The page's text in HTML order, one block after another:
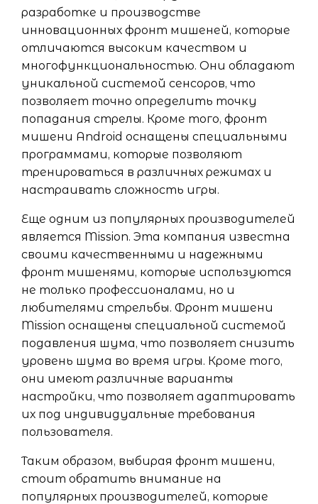
разработке и производстве
инновационных фронт мишеней, которые
отличаются высоким качеством и
многофункциональностью. Они обладают
уникальной системой сенсоров, что
позволяет точно определить точку
попадания стрелы. Кроме того, фронт
мишени Android оснащены специальными
программами, которые позволяют
тренироваться в различных режимах и
настраивать сложность игры.
Еще одним из популярных производителей
является Mission. Эта компания известна
своими качественными и надежными
фронт мишенями, которые используются
не только профессионалами, но и
любителями стрельбы. Фронт мишени
Mission оснащены специальной системой
подавления шума, что позволяет снизить
уровень шума во время игры. Кроме того,
они имеют различные варианты
настройки, что позволяет адаптировать
их под индивидуальные требования
пользователя.
Таким образом, выбирая фронт мишени,
стоит обратить внимание на
популярных производителей, которые